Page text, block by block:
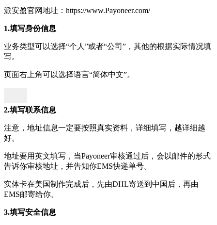
派安盈官网地址：https://www.Payoneer.com/
1.填写身份信息
业务类型可以选择“个人”或者“公司”，其他的根据实际情况填
写。
页面右上角可以选择语言“简体中文”。
2.填写联系信息
注意，地址信息一定要按照真实资料，详细填写，越详细越
好。
地址要用英文填写，当Payoneer审核通过后，会以邮件的形式
告诉你审核地址，并告知你EMS快递单号。
实体卡在美国制作完成后，先由DHL寄送到中国后，再由
EMS邮寄给你。
3.填写安全信息